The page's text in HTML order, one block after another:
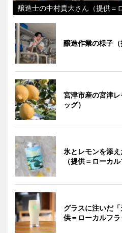
醸造士の中村貴大さん（提供＝
醸造作業の様子（
宮津市産の宮津
ッグ）
氷とレモンを添え
（提供＝ローカル
グラスに注いだ
供＝ローカルフラ